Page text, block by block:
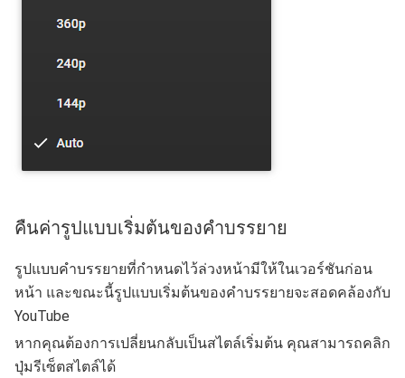
คืนค่ารูปแบบเริ่มต้นของคำบรรยาย
รูปแบบคำบรรยายที่กำหนดไว้ล่วงหน้ามีให้ในเวอร์ชันก่อน
หน้า และขณะนี้รูปแบบเริ่มต้นของคำบรรยายจะสอดคล้องกับ
YouTube
หากคุณต้องการเปลี่ยนกลับเป็นสไตล์เริ่มต้น คุณสามารถคลิก
ปุ่มรีเซ็ตสไตล์ได้